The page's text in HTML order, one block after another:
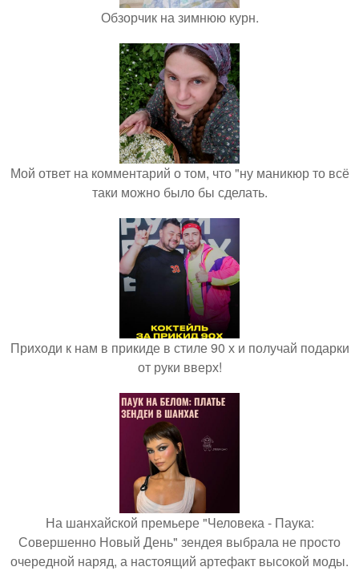
Обзорчик на зимнюю курн.
Мой ответ на комментарий о том, что "ну маникюр то всё
таки можно было бы сделать.
Приходи к нам в прикиде в стиле 90 х и получай подарки
от руки вверх!
На шанхайской премьере "Человека - Паука:
Совершенно Новый День" зендея выбрала не просто
очередной наряд, а настоящий артефакт высокой моды.